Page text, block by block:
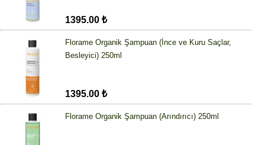
1395.00 ₺
Florame Organik Şampuan (İnce ve Kuru Saçlar,
Besleyici) 250ml
1395.00 ₺
Florame Organik Şampuan (Arındırıcı) 250ml